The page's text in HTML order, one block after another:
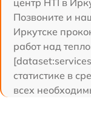
центр HTI в
Позвоните и
Иркутске
работ над
статистике в
всех